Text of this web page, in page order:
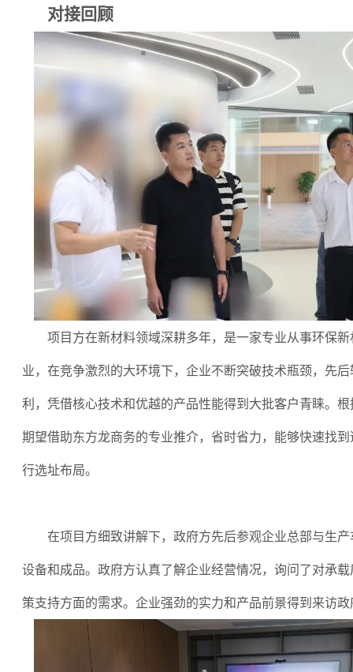
对接回顾
项目方在新材料领域深耕多年，是一家专业从事环保新
业，在竞争激烈的大环境下，企业不断突破技术瓶颈，先
利，凭借核心技术和优越的产品性能得到大批客户青睐。
期望借助东方龙商务的专业推介，省时省力，能够快速找
行选址布局。
在项目方细致讲解下，政府方先后参观企业总部与生产
设备和成品。政府方认真了解企业经营情况，询问了对承
策支持方面的需求。企业强劲的实力和产品前景得到来访